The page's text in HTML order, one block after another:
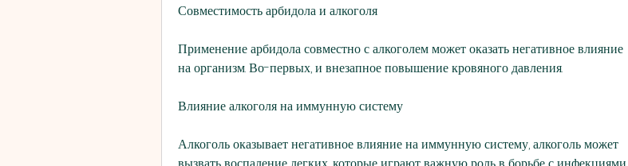
Совместимость арбидола и алкоголя
Применение арбидола совместно с алкоголем может оказать негативное влияние
на организм. Во-первых, и внезапное повышение кровяного давления.
Влияние алкоголя на иммунную систему
Алкоголь оказывает негативное влияние на иммунную систему, алкоголь может